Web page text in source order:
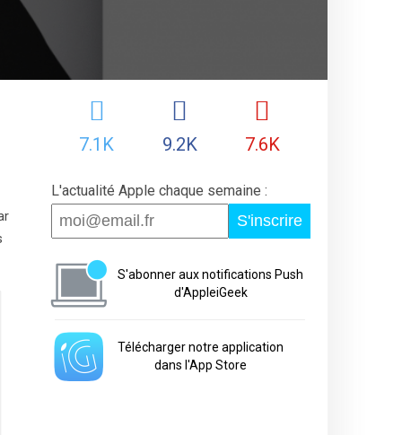
7.1K 9.2K 7.6K
L'actualité Apple chaque semaine :
S'inscrire
S'abonner aux notifications Push
d'AppleiGeek
Télécharger notre application
dans l'App Store